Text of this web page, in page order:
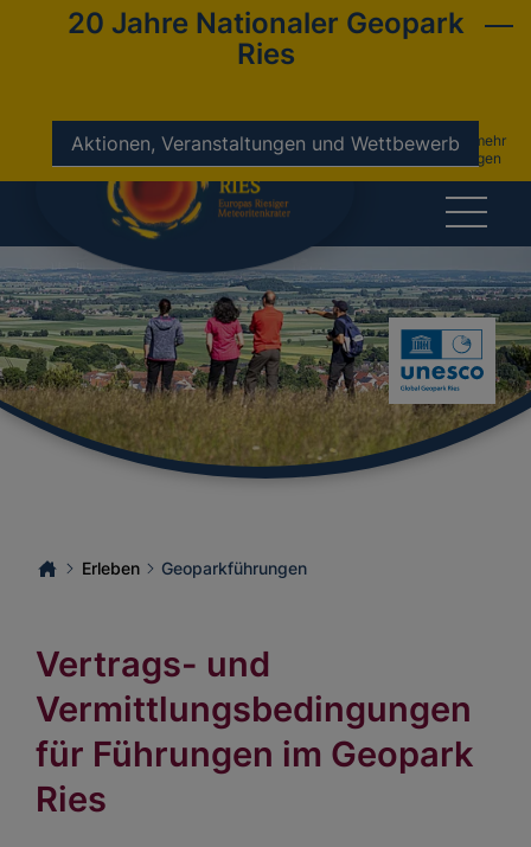
20 Jahre Nationaler Geopark
Ries
Aktionen, Veranstaltungen und Wettbewerbnicht mehr
anzeigen
Geoparkführungen
Erleben
Vertrags- und
Vermittlungsbedingungen
für Führungen im Geopark
Ries